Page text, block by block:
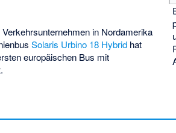
in Nordamerika
Solaris Urbino 18 Hybrid hat
europäischen Bus mit